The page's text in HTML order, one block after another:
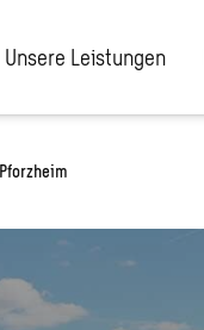
Unsere Leistungen